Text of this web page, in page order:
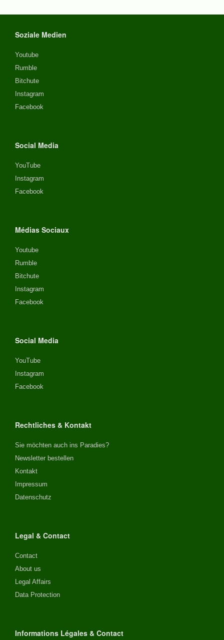
Soziale Medien
Youtube
Rumble
Bitchute
Instagram
Facebook
Social Media
YouTube
Instagram
Facebook
Médias Sociaux
Youtube
Rumble
Bitchute
Instagram
Facebook
Social Media
YouTube
Instagram
Facebook
Rechtliches & Kontakt
Sie möchten auch ins Paradies?
Newsletter bestellen
Kontakt
Impressum
Datenschutz
Legal & Contact
Contact
About us
Legal Affairs
Data Protection
Informations Légales & Contact